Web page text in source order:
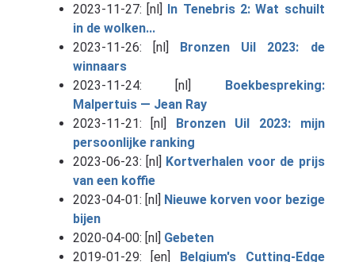
2023-11-27: [nl] In Tenebris 2: Wat schuilt
in de wolken...
2023-11-26: [nl] Bronzen Uil 2023: de
winnaars
2023-11-24: [nl] Boekbespreking:
Malpertuis — Jean Ray
2023-11-21: [nl] Bronzen Uil 2023: mijn
persoonlijke ranking
2023-06-23: [nl] Kortverhalen voor de prijs
van een koffie
2023-04-01: [nl] Nieuwe korven voor bezige
bijen
2020-04-00: [nl] Gebeten
2019-01-29: [en] Belgium's Cutting-Edge